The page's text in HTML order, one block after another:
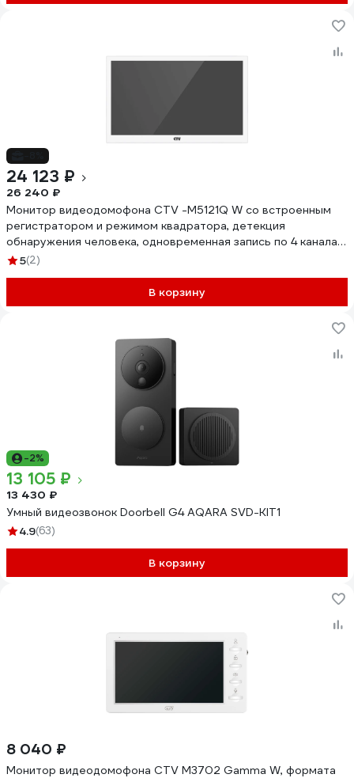
24 123 ₽
26 240 ₽
Монитор видеодомофона CTV -M5121Q W со встроенным
регистратором и режимом квадратора, детекция
обнаружения человека, одновременная запись по 4 каналам,
поддержка форма 10-0001065
5(2)
В корзину
-2%
13 105 ₽
13 430 ₽
Умный видеозвонок Doorbell G4 AQARA SVD-KIT1
4.9(63)
В корзину
8 040 ₽
Монитор видеодомофона CTV M3702 Gamma W, формата